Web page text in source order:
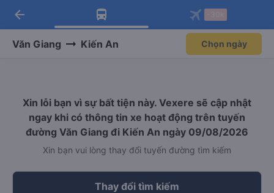
Tải app Vexere ngay!
Nhận ưu đãi thành viên độc
Mở app
Tải app Vexere
-30k/ghế khi đặt vé máy bay qua
Mở app
arrow_back
Văn Giang Kiến An Chọn ngày
Xin lỗi bạn vì sự bất tiện này. Vexere sẽ cập nhật
ngay khi có thông tin xe hoạt động trên tuyến
đường Văn Giang đi Kiến An ngày 09/08/2026
Xin bạn vui lòng thay đổi tuyến đường tìm kiếm
Thay đổi tìm kiếm